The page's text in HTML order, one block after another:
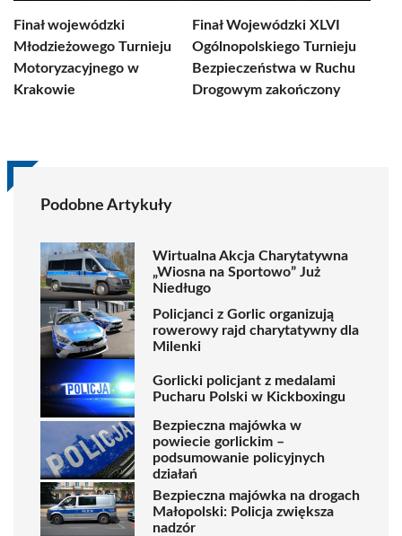
Finał wojewódzki
Młodzieżowego Turnieju
Motoryzacyjnego w
Krakowie
Finał Wojewódzki XLVI
Ogólnopolskiego Turnieju
Bezpieczeństwa w Ruchu
Drogowym zakończony
Podobne Artykuły
Wirtualna Akcja Charytatywna
„Wiosna na Sportowo” Już
Niedługo
Policjanci z Gorlic organizują
rowerowy rajd charytatywny dla
Milenki
Gorlicki policjant z medalami
Pucharu Polski w Kickboxingu
Bezpieczna majówka w
powiecie gorlickim –
podsumowanie policyjnych
działań
Bezpieczna majówka na drogach
Małopolski: Policja zwiększa
nadzór